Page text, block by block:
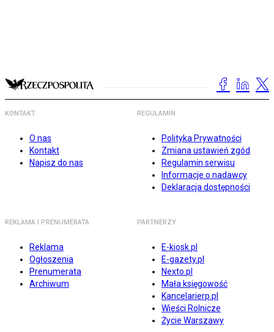
KONTAKT
O nas
Kontakt
Napisz do nas
REGULAMIN
Polityka Prywatności
Zmiana ustawień zgód
Regulamin serwisu
Informacje o nadawcy
Deklaracja dostępności
REKLAMA I PRENUMERATA
Reklama
Ogłoszenia
Prenumerata
Archiwum
PARTNERZY
E-kiosk.pl
E-gazety.pl
Nexto.pl
Mała księgowość
Kancelarierp.pl
Wieści Rolnicze
Życie Warszawy